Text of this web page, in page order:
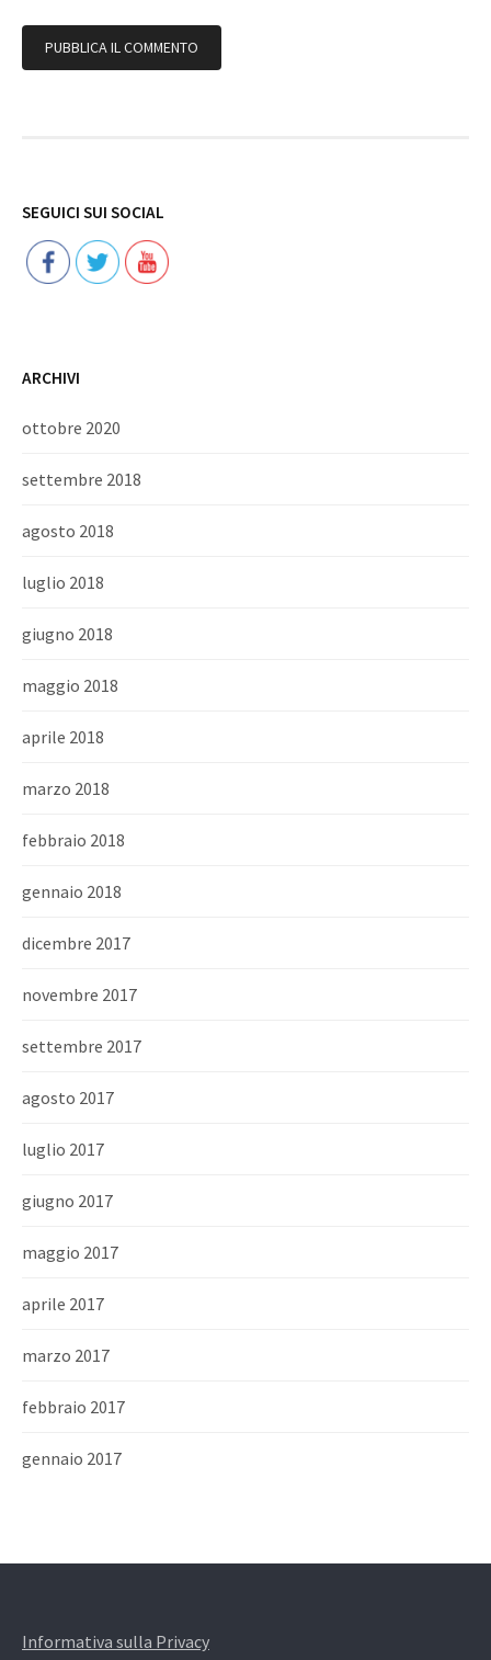
SEGUICI SUI SOCIAL
ARCHIVI
ottobre 2020
settembre 2018
agosto 2018
luglio 2018
giugno 2018
maggio 2018
aprile 2018
marzo 2018
febbraio 2018
gennaio 2018
dicembre 2017
novembre 2017
settembre 2017
agosto 2017
luglio 2017
giugno 2017
maggio 2017
aprile 2017
marzo 2017
febbraio 2017
gennaio 2017
Informativa sulla Privacy